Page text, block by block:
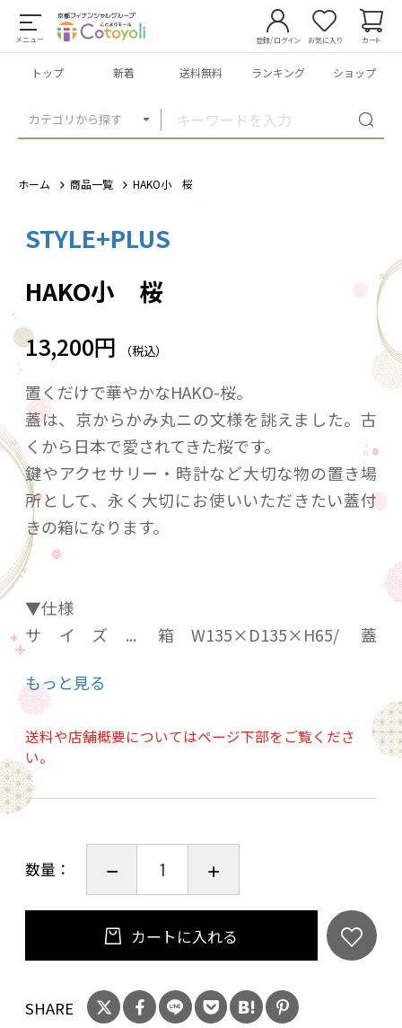
メニュー
カテゴリから探す
登録/ログイン お気に入り カート
トップ 新着 送料無料 ランキング ショップ
ホーム 商品一覧 HAKO小 桜
STYLE+PLUS
HAKO小 桜
13,200円 （税込）
置くだけで華やかなHAKO-桜。
蓋は、京からかみ丸ニの文様を誂えました。古
くから日本で愛されてきた桜です。
鍵やアクセサリー・時計など大切な物の置き場
所として、永く大切にお使いいただきたい蓋付
きの箱になります。
▼仕様
サイズ... 箱W135×D135×H65/ 蓋
使用材... 箱：KEBONY・オイル仕上げ / 蓋：桜・
オイル仕上げ
※箱はKEBONY材を使用しております。天然木の
蓋は、浮彫を施しております。繊細な細工であ
り、天然木を使用しておりますので御理解の上
ご使用ください。
蓋をした時の有効高さ寸法は35㍉となります。
KEBONY https://www.barcelona-
trade.com/brands/kebony.html
もっと見る
送料や店舗概要についてはページ下部をご覧くださ
い。
数量：
カートに入れる
SHARE